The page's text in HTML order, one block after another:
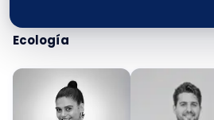
Ecología